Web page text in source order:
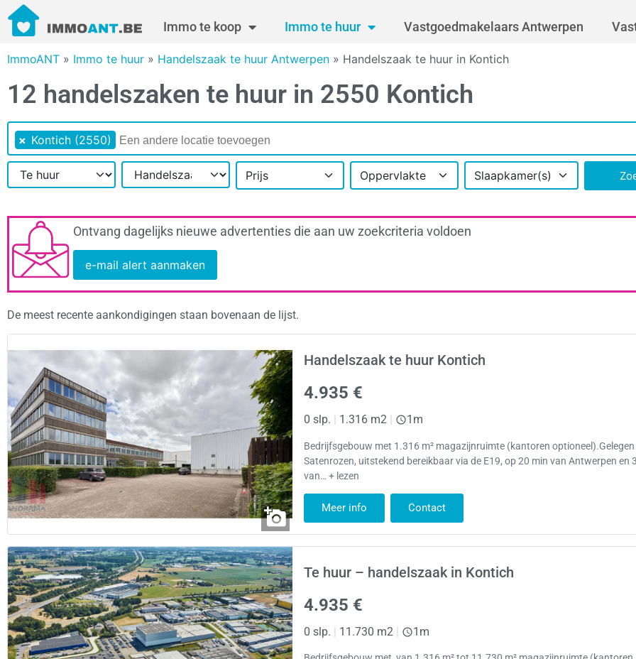
Immo te koop Immo te huur Vastgoedmakelaars Antwerpen
ImmoANT » Immo te huur » Handelszaak te huur Antwerpen » Handelszaak te huur in Kontich
12 handelszaken te huur in 2550 Kontich
× Kontich (2550)
Prijs Oppervlakte Slaapkamer(s)
Ontvang dagelijks nieuwe advertenties die aan uw zoekcriteria voldoen
e-mail alert aanmaken
De meest recente aankondigingen staan bovenaan de lijst.
Handelszaak te huur Kontich
4.935 €
0 slp. | 1.316 m2 | 1m
Bedrijfsgebouw met 1.316 m² magazijnruimte (kantoren optioneel).Gelegen
Satenrozen, uitstekend bereikbaar via de E19, op 20 min van Antwerpen en
van… + lezen
Meer info Contact
Te huur – handelszaak in Kontich
4.935 €
0 slp. | 11.730 m2 | 1m